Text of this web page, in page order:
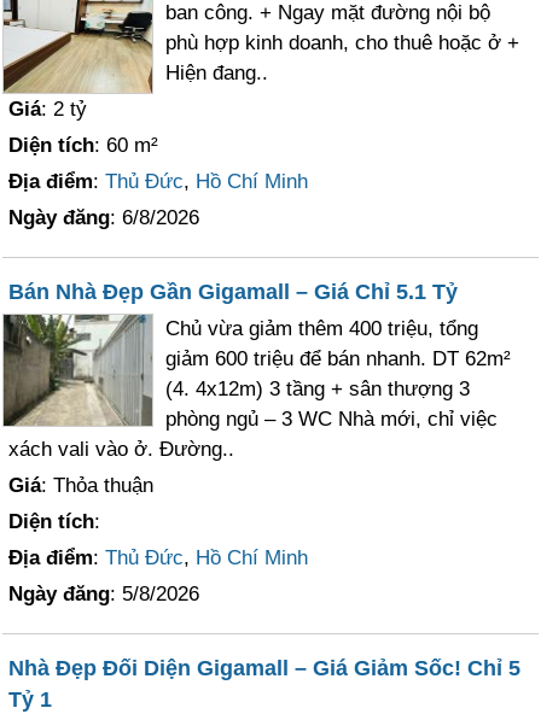
ban công. + Ngay mặt đường nội bộ
phù hợp kinh doanh, cho thuê hoặc ở +
Hiện đang..
Giá: 2 tỷ
Diện tích: 60 m²
Địa điểm:Thủ Đức, Hồ Chí Minh
Ngày đăng: 6/8/2026
Bán Nhà Đẹp Gần Gigamall – Giá Chỉ 5.1 Tỷ
Chủ vừa giảm thêm 400 triệu, tổng
giảm 600 triệu để bán nhanh. DT 62m²
(4. 4x12m) 3 tầng + sân thượng 3
phòng ngủ – 3 WC Nhà mới, chỉ việc
xách vali vào ở. Đường..
Giá: Thỏa thuận
Diện tích:
Địa điểm:Thủ Đức, Hồ Chí Minh
Ngày đăng: 5/8/2026
Nhà Đẹp Đối Diện Gigamall – Giá Giảm Sốc! Chỉ 5
Tỷ 1